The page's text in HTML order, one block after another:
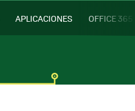
APLICACIONES OFFICE 365